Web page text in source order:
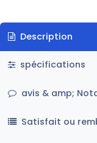
Description
spécifications
avis & amp;
Satisfait ou